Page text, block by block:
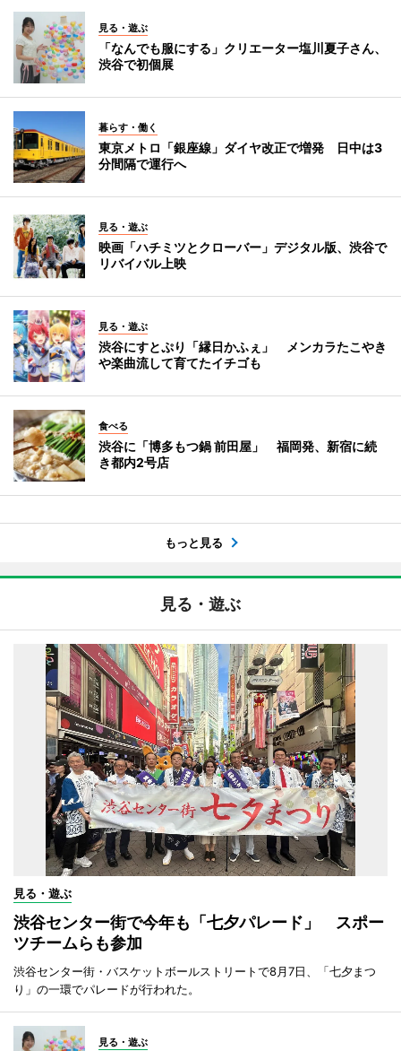
見る・遊ぶ
「なんでも服にする」クリエーター塩川夏子さん、
渋谷で初個展
暮らす・働く
東京メトロ「銀座線」ダイヤ改正で増発 日中は3
分間隔で運行へ
見る・遊ぶ
映画「ハチミツとクローバー」デジタル版、渋谷で
リバイバル上映
見る・遊ぶ
渋谷にすとぷり「縁日かふぇ」 メンカラたこやき
や楽曲流して育てたイチゴも
食べる
渋谷に「博多もつ鍋 前田屋」 福岡発、新宿に続
き都内2号店
もっと見る
見る・遊ぶ
見る・遊ぶ
渋谷センター街で今年も「七夕パレード」 スポー
ツチームらも参加
渋谷センター街・バスケットボールストリートで8月7日、「七夕まつ
り」の一環でパレードが行われた。
見る・遊ぶ